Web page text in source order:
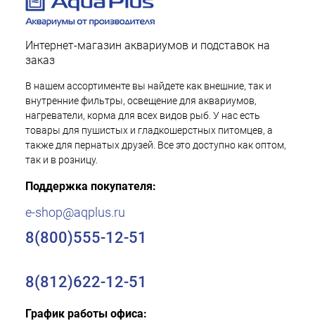
Интернет-магазин аквариумов и подставок на
заказ
В нашем ассортименте вы найдете как внешние, так и
внутренние фильтры, освещение для аквариумов,
нагреватели, корма для всех видов рыб. У нас есть
товары для пушистых и гладкошерстных питомцев, а
также для пернатых друзей. Все это доступно как оптом,
так и в розницу.
Поддержка покупателя:
e-shop@aqplus.ru
8(800)555-12-51
8(812)622-12-51
График работы офиса: